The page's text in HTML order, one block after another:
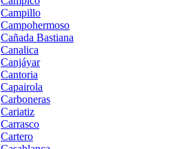
Campillo
Campohermoso
Cañada Bastiana
Canalica
Canjáyar
Cantoria
Capairola
Carboneras
Cariatiz
Carrasco
Cartero